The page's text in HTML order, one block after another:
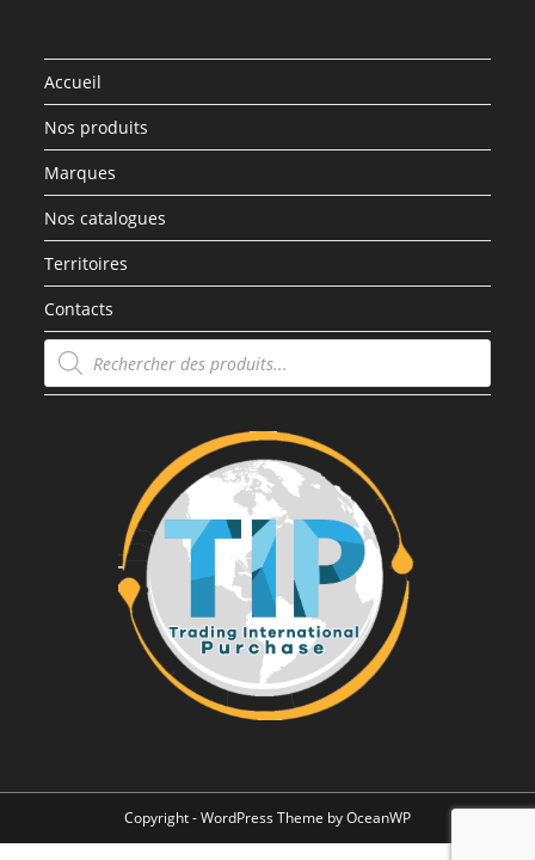
Accueil
Nos produits
Marques
Nos catalogues
Territoires
Contacts
Recherche
de
produits
Copyright - WordPress Theme by OceanWP